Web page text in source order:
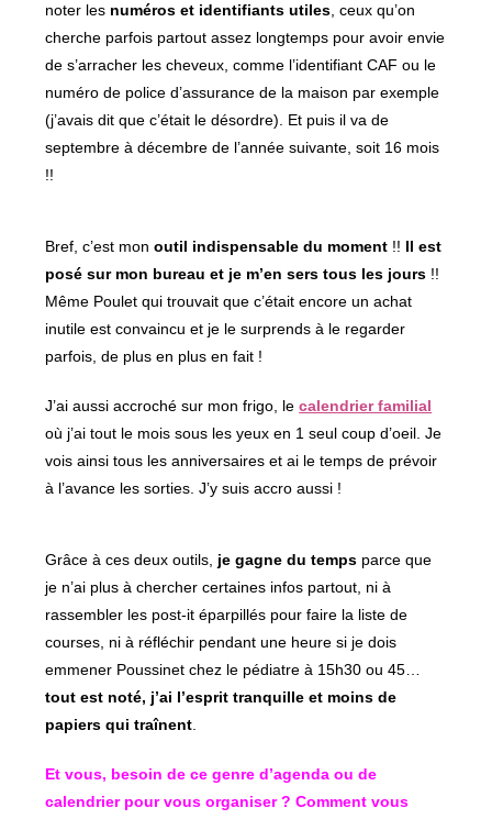
noter les numéros et identifiants utiles , ceux qu’on
cherche parfois partout assez longtemps pour avoir envie
de s’arracher les cheveux, comme l’identifiant CAF ou le
numéro de police d’assurance de la maison par exemple
(j’avais dit que c’était le désordre). Et puis il va de
septembre à décembre de l’année suivante, soit 16 mois
!!
Bref, c’est monoutil indispensable du moment !! Il est
posé sur mon bureau et je m’en sers tous les jours !!
Même Poulet qui trouvait que c’était encore un achat
inutile est convaincu et je le surprends à le regarder
parfois, de plus en plus en fait !
J’ai aussi accroché sur mon frigo, lecalendrier familial
où j’ai tout le mois sous les yeux en 1 seul coup d’oeil. Je
vois ainsi tous les anniversaires et ai le temps de prévoir
à l’avance les sorties. J’y suis accro aussi !
Grâce à ces deux outils, je gagne du temps parce que
je n’ai plus à chercher certaines infos partout, ni à
rassembler les post-it éparpillés pour faire la liste de
courses, ni à réfléchir pendant une heure si je dois
emmener Poussinet chez le pédiatre à 15h30 ou 45…
tout est noté, j’ai l’esprit tranquille et moins de
papiers qui traînent
Et vous, besoin de ce genre d’agenda ou de
calendrier pour vous organiser ? Comment vous